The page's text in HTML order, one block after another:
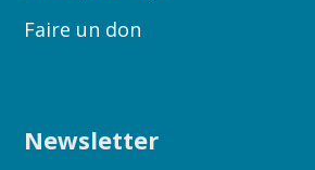
Faire un don
Newsletter